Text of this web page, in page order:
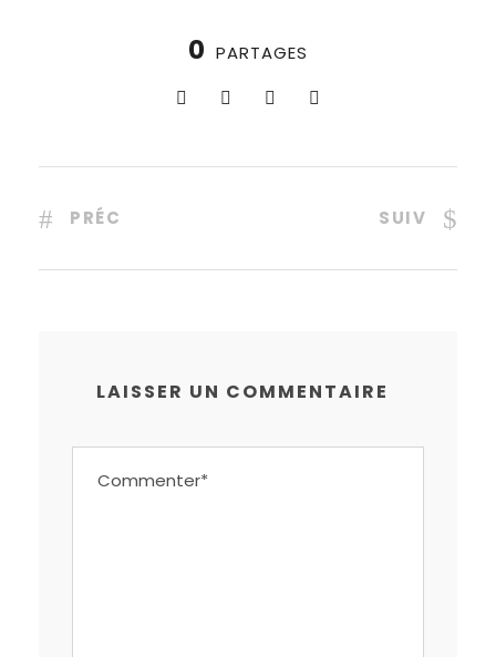
0 PARTAGES
PRÉC SUIV
LAISSER UN COMMENTAIRE